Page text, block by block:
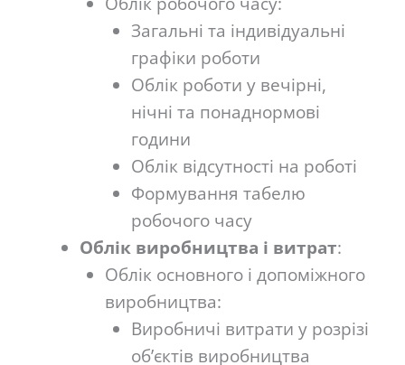
Загальні та індивідуальні
графіки роботи
Облік роботи у вечірні,
нічні та понаднормові
години
Облік відсутності на роботі
Формування табелю
робочого часу
Облік виробництва і витрат:
Облік основного і допоміжного
виробництва:
Виробничі витрати у розрізі
об’єктів виробництва